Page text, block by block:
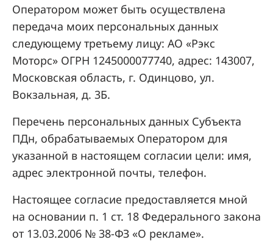
Оператором может быть осуществлена
передача моих персональных данных
следующему третьему лицу: АО «Рэкс
Моторс» ОГРН 1245000077740, адрес: 143007,
Московская область, г. Одинцово, ул.
Вокзальная, д. 3Б.
Перечень персональных данных Субъекта
ПДн, обрабатываемых Оператором для
указанной в настоящем согласии цели: имя,
адрес электронной почты, телефон.
Настоящее согласие предоставляется мной
на основании п. 1 ст. 18 Федерального закона
от 13.03.2006 № 38-ФЗ «О рекламе».